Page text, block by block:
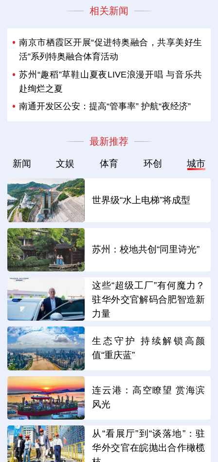
相关新闻
南京市栖霞区开展“促进特奥融合，共享美好生
活”系列特奥融合体育活动
苏州“趣稻”草鞋山夏夜LIVE浪漫开唱 与音乐共
赴绚烂之夏
南通开发区公安：提高“管事率” 护航“夜经济”
最新推荐
新闻 文娱 体育 环创 城市
世界级“水上电梯”将成型
苏州：校地共创“同里诗光”
这些“超级工厂”有何魔力？
驻华外交官解码合肥智造新
力量
生态守护 持续解锁高颜
值“重庆蓝”
连云港：高空瞭望 赏海滨
风光
从“看展厅”到“谈落地”：驻
华外交官在皖抛出合作橄榄